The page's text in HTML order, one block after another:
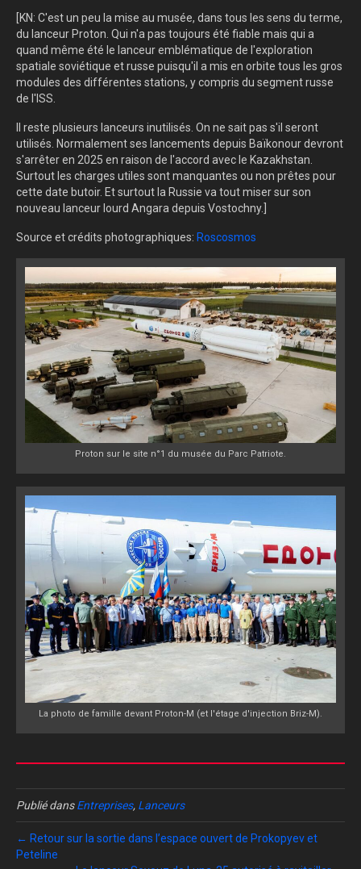
[KN: C'est un peu la mise au musée, dans tous les sens du terme,
du lanceur Proton. Qui n'a pas toujours été fiable mais qui a
quand même été le lanceur emblématique de l'exploration
spatiale soviétique et russe puisqu'il a mis en orbite tous les gros
modules des différentes stations, y compris du segment russe
de l'ISS.
Il reste plusieurs lanceurs inutilisés. On ne sait pas s'il seront
utilisés. Normalement ses lancements depuis Baïkonour devront
s'arrêter en 2025 en raison de l'accord avec le Kazakhstan.
Surtout les charges utiles sont manquantes ou non prêtes pour
cette date butoir. Et surtout la Russie va tout miser sur son
nouveau lanceur lourd Angara depuis Vostochny.]
Source et crédits photographiques: Roscosmos
Proton sur le site n°1 du musée du Parc Patriote.
La photo de famille devant Proton-M (et l'étage d'injection Briz-M).
Publié dansEntreprises, Lanceurs
← Retour sur la sortie dans l’espace ouvert de Prokopyev et
Peteline